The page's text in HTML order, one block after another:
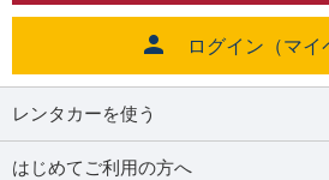
ログイン（マイ
レンタカーを使う
はじめてご利用の方へ